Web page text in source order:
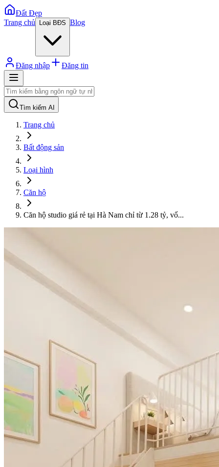
Đất Đẹp
Trang chủ
Loại BĐS Blog
Đăng nhập Đăng tin
Tìm kiếm AI
Trang chủ
Bất động sản
Loại hình
Căn hộ
Căn hộ studio giá rẻ tại Hà Nam chỉ từ 1.28 tỷ, vố...